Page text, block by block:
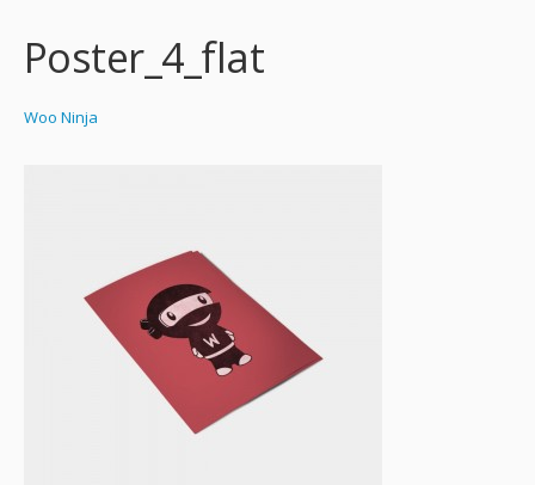
Poster_4_flat
Woo Ninja